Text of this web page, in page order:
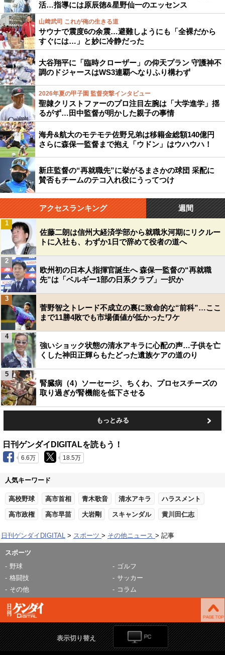
活…指導には原辰徳&星野仙一のエッセンス
山﨑武司 これが俺の生きる道
サウナで震度6の余震…避難しようにも「全裸だから
すぐには…」と妙に冷静だった
大谷翔平に「臨時クローザー」の仰天プラン 守護神不
調のドジャースはWS3連覇へなりふり構わず
2026年夏の甲子園 監督突撃インタビュー
聖隷クリストファーのプロ注目左腕は「大学進学」揺
るがず…田中監督が明かした親子の事情
海舟&航大のモテモテ佐野兄弟は移籍金総額140億円
さらに森保一監督まで抱え「ウドン」はウハウハ！
新庄監督の“再就職先”に挙がるまさかの球団 采配に
賛否もチームのテコ入れ役にうってつけ
アクセスランキング 週間
佐藤二朗は信州大経済学部から就職氷河期にリクルー
トに入社も、わずか1日で辞めて役者の道へ
1
欧州初の日本人指揮官誕生へ 森保一監督の“再就職
先”は「ベルギー1部の日系クラブ」一択か
2
菅野智之トレード不成立の裏に致命的な“前科”…ここ
まで11勝4敗でも市場価値が低かったワケ
3
強いショック状態の清水アキラに心配の声…子供を亡
くした神田正輝らもたどった遺族ケアの道のり
4
腎臓病（4）ソーセージ、ちくわ、プロセスチーズの
取り過ぎが腎機能を低下させる
5
もっとみる
日刊ゲンダイDIGITALを読もう！
6.6万 18.5万
人気キーワード
高校野球 高市首相 青木歌音 清水アキラ ハラスメント
高市政権 高市早苗 大岩剛 スキャンダル 黄川田仁志
日刊ゲンダイDIGITAL スポーツ その他ニュース 記事
スポーツ
野球
ゴルフ
格闘技
サッカー
その他
コラム
表示切り替え